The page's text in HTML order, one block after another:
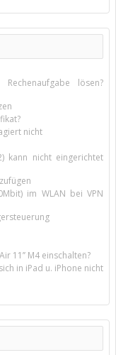
lösen?
nicht
kann nicht eingerichtet
im WLAN bei VPN
11’’ M4 einschalten?
in iPad u. iPhone nicht